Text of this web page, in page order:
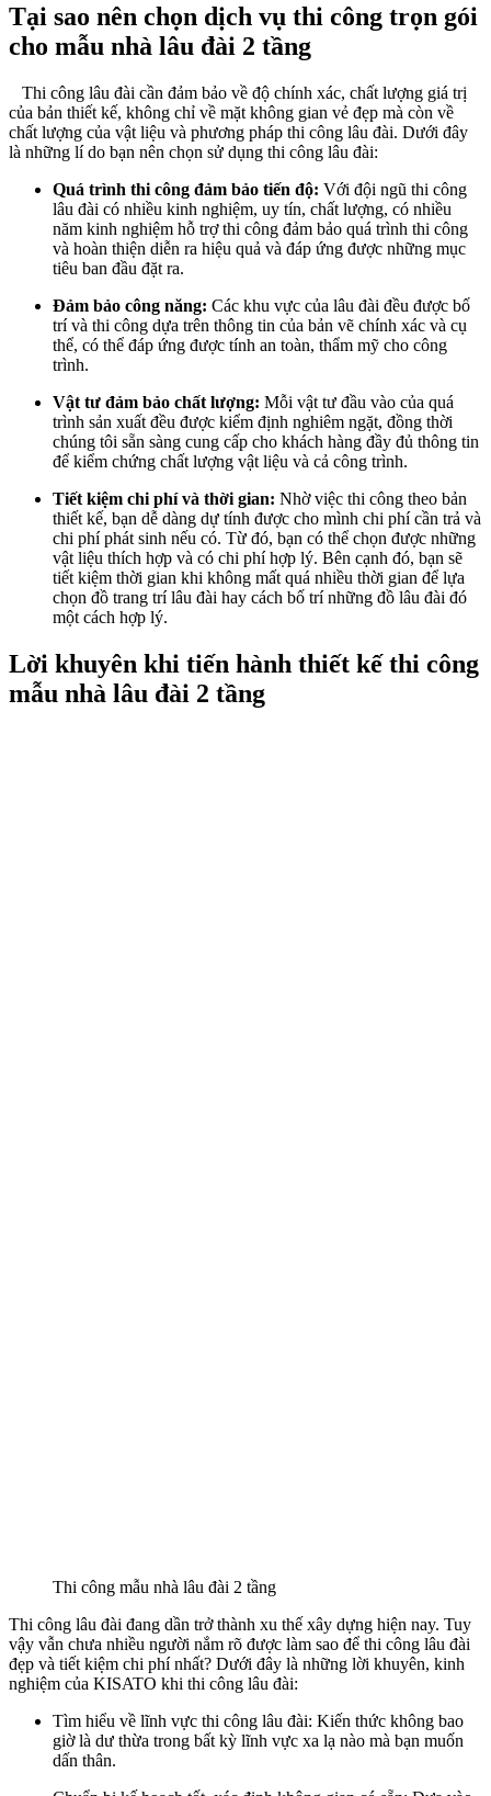
Tại sao nên chọn dịch vụ thi công trọn gói
cho mẫu nhà lâu đài 2 tầng
Thi công lâu đài cần đảm bảo về độ chính xác, chất lượng giá trị
của bản thiết kế, không chỉ về mặt không gian vẻ đẹp mà còn về
chất lượng của vật liệu và phương pháp thi công lâu đài. Dưới đây
là những lí do bạn nên chọn sử dụng thi công lâu đài:
Quá trình thi công đảm bảo tiến độ: Với đội ngũ thi công
lâu đài có nhiều kinh nghiệm, uy tín, chất lượng, có nhiều
năm kinh nghiệm hỗ trợ thi công đảm bảo quá trình thi công
và hoàn thiện diễn ra hiệu quả và đáp ứng được những mục
tiêu ban đầu đặt ra.
Đảm bảo công năng: Các khu vực của lâu đài đều được bố
trí và thi công dựa trên thông tin của bản vẽ chính xác và cụ
thể, có thể đáp ứng được tính an toàn, thẩm mỹ cho công
trình.
Vật tư đảm bảo chất lượng: Mỗi vật tư đầu vào của quá
trình sản xuất đều được kiểm định nghiêm ngặt, đồng thời
chúng tôi sẵn sàng cung cấp cho khách hàng đầy đủ thông tin
để kiểm chứng chất lượng vật liệu và cả công trình.
Tiết kiệm chi phí và thời gian: Nhờ việc thi công theo bản
thiết kế, bạn dễ dàng dự tính được cho mình chi phí cần trả và
chi phí phát sinh nếu có. Từ đó, bạn có thể chọn được những
vật liệu thích hợp và có chi phí hợp lý. Bên cạnh đó, bạn sẽ
tiết kiệm thời gian khi không mất quá nhiều thời gian để lựa
chọn đồ trang trí lâu đài hay cách bố trí những đồ lâu đài đó
một cách hợp lý.
Lời khuyên khi tiến hành thiết kế thi công
mẫu nhà lâu đài 2 tầng
Thi công mẫu nhà lâu đài 2 tầng
Thi công lâu đài đang dần trở thành xu thế xây dựng hiện nay. Tuy
vậy vẫn chưa nhiều người nắm rõ được làm sao để thi công lâu đài
đẹp và tiết kiệm chi phí nhất? Dưới đây là những lời khuyên, kinh
nghiệm của KISATO khi thi công lâu đài:
Tìm hiểu về lĩnh vực thi công lâu đài: Kiến thức không bao
giờ là dư thừa trong bất kỳ lĩnh vực xa lạ nào mà bạn muốn
dấn thân.